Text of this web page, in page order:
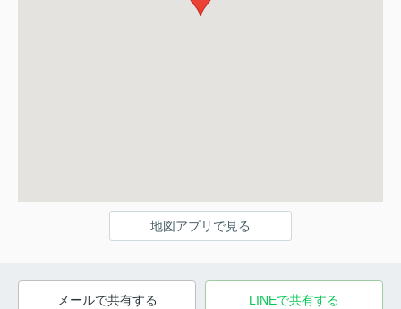
地図アプリで見る
メールで共有する LINEで共有する